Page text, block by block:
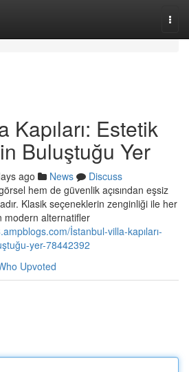
Kapıları: Estetik
Buluştuğu Yer
ago News
Discuss
hem de güvenlik açısından eşsiz
Klasik seçeneklerin zenginliği ile her
modern alternatifler
İstanbul-villa-kapıları-
yer-78442392
Upvoted